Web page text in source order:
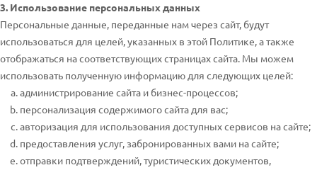
3. Использование персональных данных
Персональные данные, переданные нам через сайт, будут
использоваться для целей, указанных в этой Политике, а также
отображаться на соответствующих страницах сайта. Мы можем
использовать полученную информацию для следующих целей:
администрирование сайта и бизнес-процессов;
персонализация содержимого сайта для вас;
авторизация для использования доступных сервисов на сайте;
предоставления услуг, забронированных вами на сайте;
отправки подтверждений, туристических документов,